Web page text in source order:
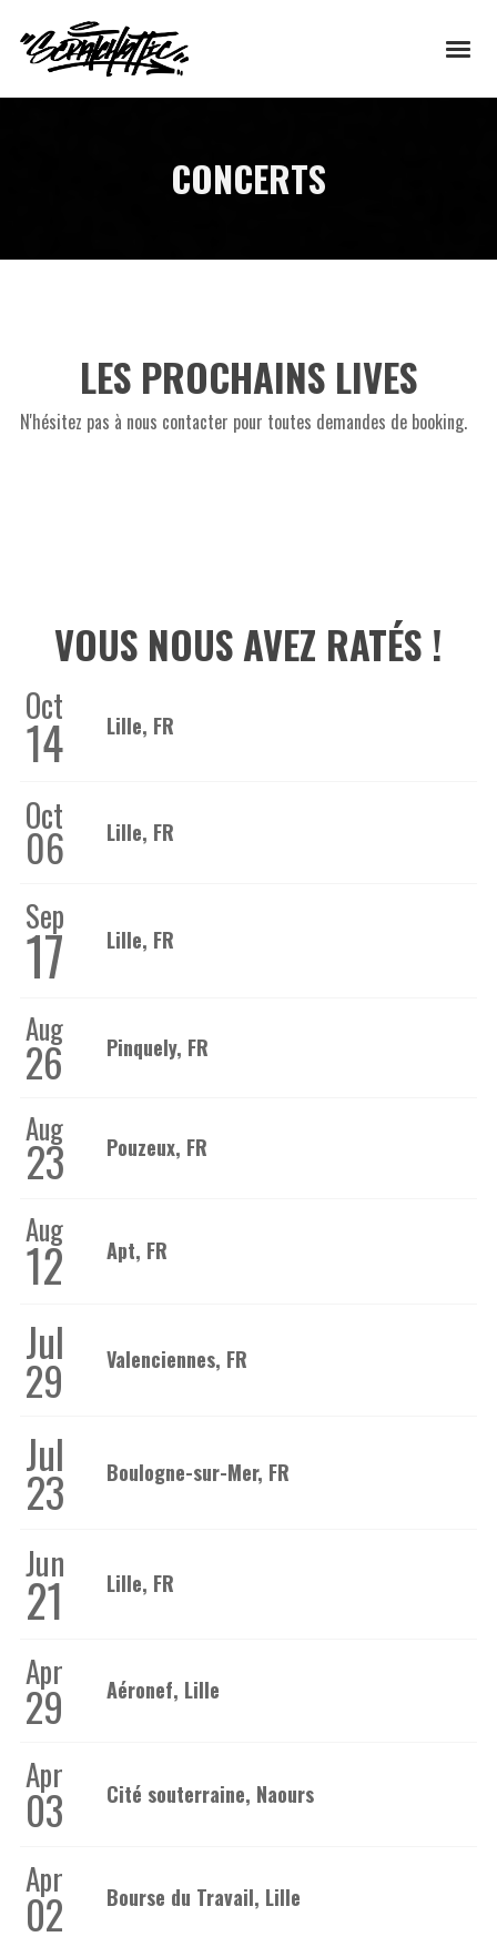
CONCERTS
LES PROCHAINS LIVES
N'hésitez pas à nous contacter pour toutes demandes de booking.
VOUS NOUS AVEZ RATÉS !
Oct
14 Lille, FR
Oct
06 Lille, FR
Sep
17 Lille, FR
Aug
26 Pinquely, FR
Aug
23 Pouzeux, FR
Aug
12 Apt, FR
Jul
29 Valenciennes, FR
Jul
23 Boulogne-sur-Mer, FR
Jun
21 Lille, FR
Apr
29 Aéronef, Lille
Apr
03 Cité souterraine, Naours
Apr
02 Bourse du Travail, Lille